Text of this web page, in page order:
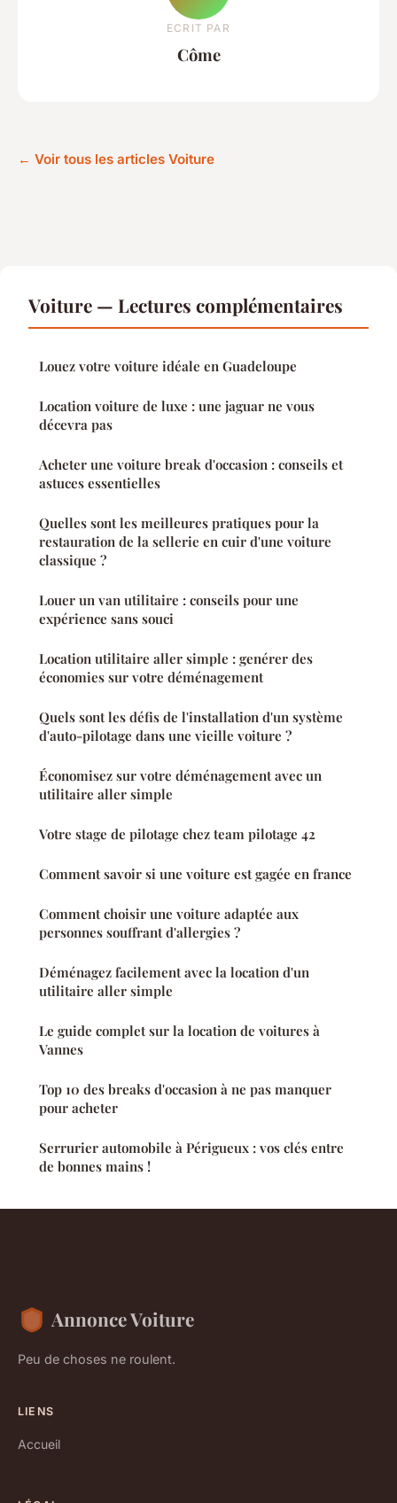
ECRIT PAR
Côme
← Voir tous les articles Voiture
Voiture — Lectures complémentaires
Louez votre voiture idéale en Guadeloupe
Location voiture de luxe : une jaguar ne vous
décevra pas
Acheter une voiture break d'occasion : conseils et
astuces essentielles
Quelles sont les meilleures pratiques pour la
restauration de la sellerie en cuir d'une voiture
classique ?
Louer un van utilitaire : conseils pour une
expérience sans souci
Location utilitaire aller simple : genérer des
économies sur votre déménagement
Quels sont les défis de l'installation d'un système
d'auto-pilotage dans une vieille voiture ?
Économisez sur votre déménagement avec un
utilitaire aller simple
Votre stage de pilotage chez team pilotage 42
Comment savoir si une voiture est gagée en france
Comment choisir une voiture adaptée aux
personnes souffrant d'allergies ?
Déménagez facilement avec la location d'un
utilitaire aller simple
Le guide complet sur la location de voitures à
Vannes
Top 10 des breaks d'occasion à ne pas manquer
pour acheter
Serrurier automobile à Périgueux : vos clés entre
de bonnes mains !
Annonce Voiture
Peu de choses ne roulent.
LIENS
Accueil